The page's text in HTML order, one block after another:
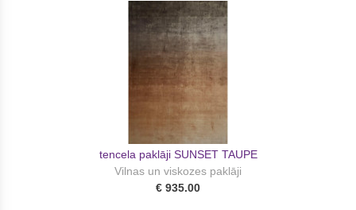
tencela paklāji SUNSET TAUPE
Vilnas un viskozes paklāji
€ 935.00